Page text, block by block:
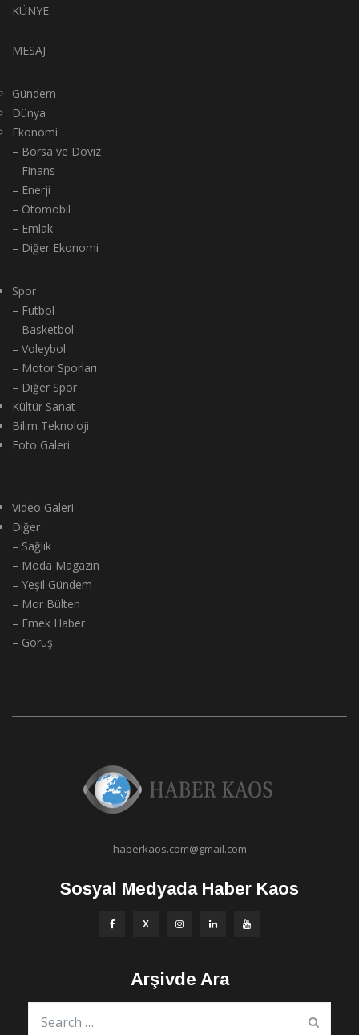
KÜNYE
MESAJ
Gündem
Dünya
Ekonomi
– Borsa ve Döviz
– Finans
– Enerji
– Otomobil
– Emlak
– Diğer Ekonomi
Spor
– Futbol
– Basketbol
– Voleybol
– Motor Sporları
– Diğer Spor
Kültür Sanat
Bilim Teknoloji
Foto Galeri
Video Galeri
Diğer
– Sağlık
– Moda Magazin
– Yeşil Gündem
– Mor Bülten
– Emek Haber
– Görüş
haberkaos.com@gmail.com
Sosyal Medyada Haber Kaos
Arşivde Ara